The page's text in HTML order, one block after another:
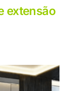
extensão